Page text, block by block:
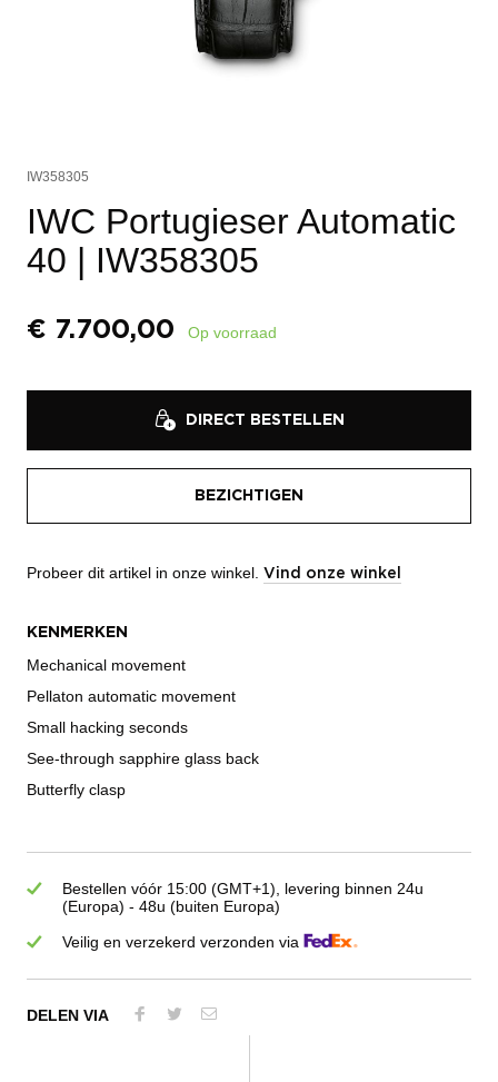
IW358305
IWC Portugieser Automatic
40 | IW358305
€ 7.700,00 Op voorraad
DIRECT BESTELLEN
BEZICHTIGEN
Probeer dit artikel in onze winkel. Vind onze winkel
KENMERKEN
Mechanical movement
Pellaton automatic movement
Small hacking seconds
See-through sapphire glass back
Butterfly clasp
Bestellen vóór 15:00 (GMT+1), levering binnen 24u
(Europa) - 48u (buiten Europa)
Veilig en verzekerd verzonden via
DELEN VIA